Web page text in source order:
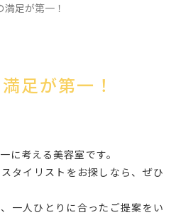
満足が第一！
足が第一！
に考える美容室です。
タイリストをお探しなら、ぜひ
一人ひとりに合ったご提案をい